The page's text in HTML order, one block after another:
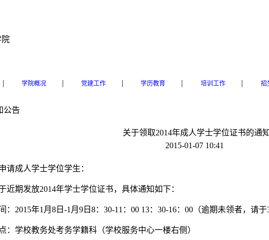
| 学院概况 | 党建工作 | 学历教育 | 培训工作 | 招
公告
关于领取2014年成人学士学位证书的通知
2015-01-07 10:41
请成人学士学位学生：
近期发放2014年学士学位证书，具体通知如下：
：2015年1月8日-1月9日8：30-11：00 13：30-16：00（逾期未领者，请于
：学校教务处考务学籍科（学校服务中心一楼右侧）